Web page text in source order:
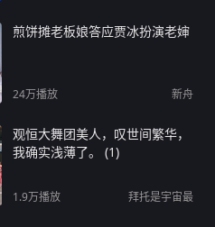
煎饼摊老板娘答应贾冰扮演老婶
24万播放 新舟
观恒大舞团美人，叹世间繁华，
我确实浅薄了。 (1)
1.9万播放 拜托是宇宙最